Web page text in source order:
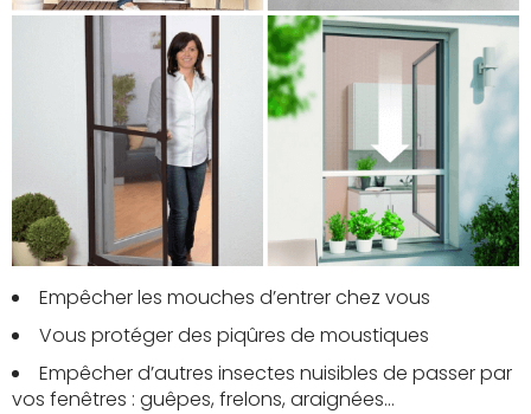
Empêcher les mouches d’entrer chez vous
Vous protéger des piqûres de moustiques
Empêcher d’autres insectes nuisibles de passer par
vos fenêtres : guêpes, frelons, araignées…